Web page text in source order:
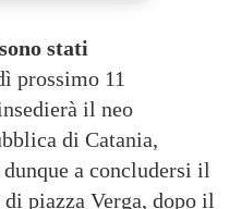
stati
prossimo 11
il neo
di Catania,
a concludersi il
piazza Verga, dopo il